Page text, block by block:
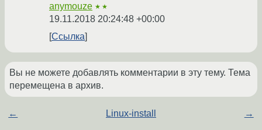
anymouze ★★
19.11.2018 20:24:48 +00:00
Ссылка
Вы не можете добавлять комментарии в эту тему. Тема
перемещена в архив.
← Linux-install →